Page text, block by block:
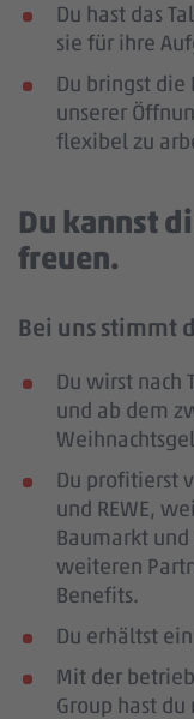
Du hast das
sie für ihre
Du bringst
unserer
flexibel zu
Du kannst
freuen.
Bei uns stimmt
Du wirst nach
und ab dem
Du profitierst
und REWE,
Baumarkt und
weiteren
Benefits.
Du erhältst
Mit der
Group hast